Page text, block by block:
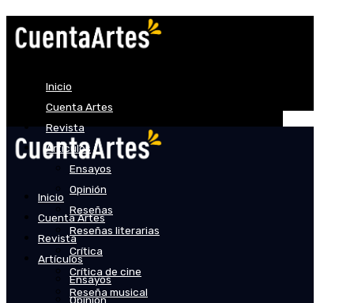
Inicio
Cuenta Artes
Revista
Artículos
Ensayos
Opinión
Reseñas
Reseñas literarias
Crítica
Crítica de cine
Reseña musical
Inicio
Cuenta Artes
Revista
Artículos
Ensayos
Opinión